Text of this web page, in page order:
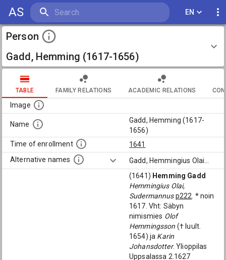
AS EN
Person
Gadd, Hemming (1617-1656)
TABLE FAMILY RELATIONS ACADEMIC RELATIONS
Image
Name
Gadd, Hemming (1617-
1656)
Time of enrollment
1641
Alternative names
Gadd, Hemmingius Olai
(1641) Hemming Gadd
Hemmingius Olai,
Sudermannus p222 . * noin
1617. Vht: Säbyn
nimismies Olof
Hemmingsson († luult.
1654) ja Karin
Johansdotter. Ylioppilas
Uppsalassa 2.1627